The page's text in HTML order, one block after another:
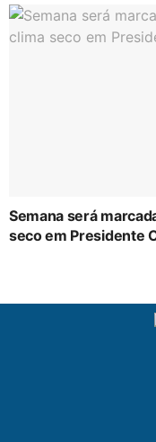
Semana será
seco em Presidente